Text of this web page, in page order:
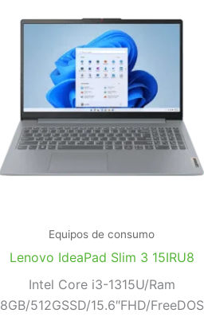
Equipos de consumo
Lenovo IdeaPad Slim 3 15IRU8
Intel Core i3-1315U/Ram
8GB/512GSSD/15.6″FHD/FreeDOS